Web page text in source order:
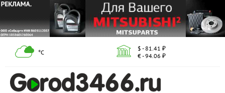
°С
$ - 81.41 ₽
€ - 94.06 ₽